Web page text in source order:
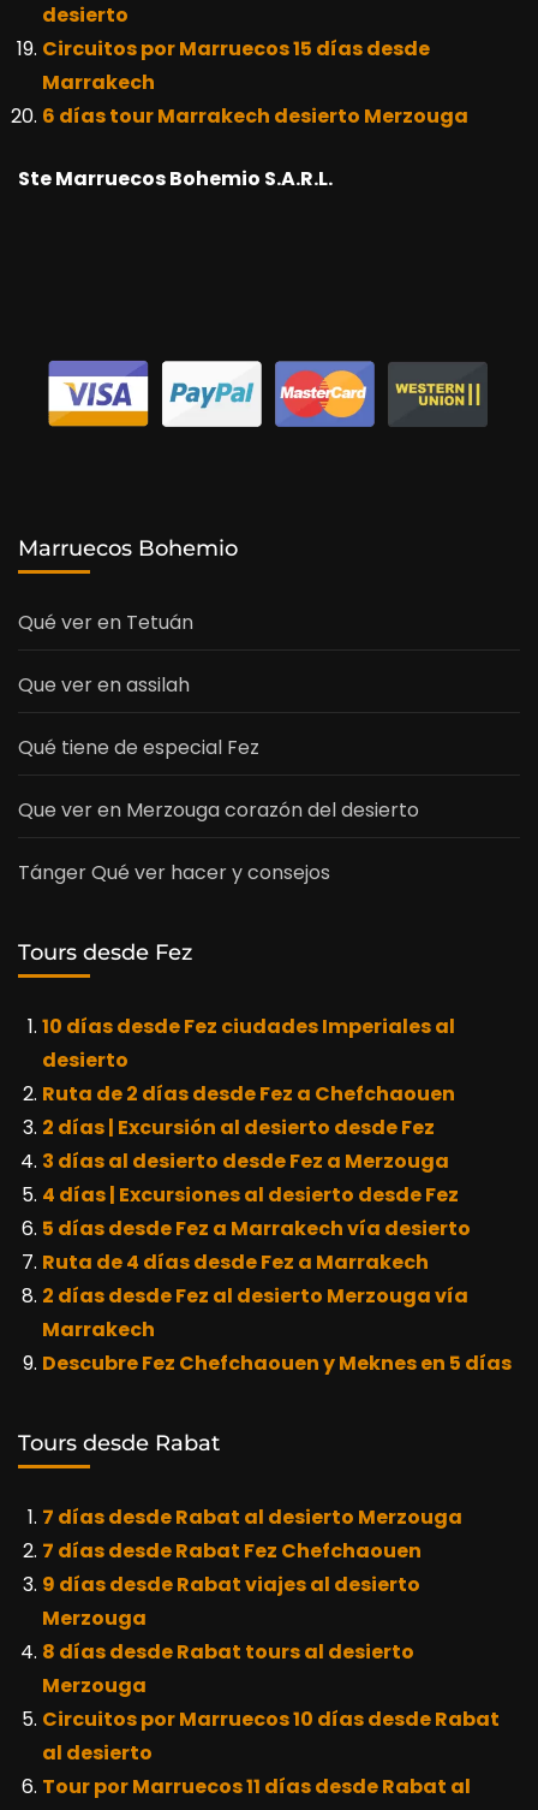
desierto
Circuitos por Marruecos 15 días desde
Marrakech
6 días tour Marrakech desierto Merzouga
Ste Marruecos Bohemio S.A.R.L.
Marruecos Bohemio
Qué ver en Tetuán
Que ver en assilah
Qué tiene de especial Fez
Que ver en Merzouga corazón del desierto
Tánger Qué ver hacer y consejos
Tours desde Fez
10 días desde Fez ciudades Imperiales al
desierto
Ruta de 2 días desde Fez a Chefchaouen
2 días | Excursión al desierto desde Fez
3 días al desierto desde Fez a Merzouga
4 días | Excursiones al desierto desde Fez
5 días desde Fez a Marrakech vía desierto
Ruta de 4 días desde Fez a Marrakech
2 días desde Fez al desierto Merzouga vía
Marrakech
Descubre Fez Chefchaouen y Meknes en 5 días
Tours desde Rabat
7 días desde Rabat al desierto Merzouga
7 días desde Rabat Fez Chefchaouen
9 días desde Rabat viajes al desierto
Merzouga
8 días desde Rabat tours al desierto
Merzouga
Circuitos por Marruecos 10 días desde Rabat
al desierto
Tour por Marruecos 11 días desde Rabat al